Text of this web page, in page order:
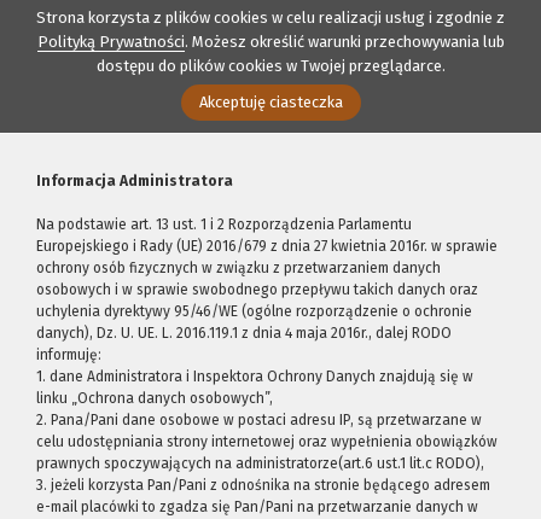
Strona korzysta z plików cookies w celu realizacji usług i zgodnie z
Polityką Prywatności. Możesz określić warunki przechowywania lub
dostępu do plików cookies w Twojej przeglądarce.
Akceptuję ciasteczka
Informacja Administratora
Na podstawie art. 13 ust. 1 i 2 Rozporządzenia Parlamentu
Europejskiego i Rady (UE) 2016/679 z dnia 27 kwietnia 2016r. w sprawie
ochrony osób fizycznych w związku z przetwarzaniem danych
osobowych i w sprawie swobodnego przepływu takich danych oraz
uchylenia dyrektywy 95/46/WE (ogólne rozporządzenie o ochronie
danych), Dz. U. UE. L. 2016.119.1 z dnia 4 maja 2016r., dalej RODO
informuję:
1. dane Administratora i Inspektora Ochrony Danych znajdują się w
linku „Ochrona danych osobowych”,
2. Pana/Pani dane osobowe w postaci adresu IP, są przetwarzane w
celu udostępniania strony internetowej oraz wypełnienia obowiązków
prawnych spoczywających na administratorze(art.6 ust.1 lit.c RODO),
3. jeżeli korzysta Pan/Pani z odnośnika na stronie będącego adresem
e-mail placówki to zgadza się Pan/Pani na przetwarzanie danych w